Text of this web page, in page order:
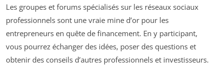
Les groupes et forums spécialisés sur les réseaux sociaux
professionnels sont une vraie mine d’or pour les
entrepreneurs en quête de financement. En y participant,
vous pourrez échanger des idées, poser des questions et
obtenir des conseils d’autres professionnels et investisseurs.